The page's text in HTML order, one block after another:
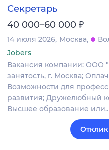
Секретарь
40 000–60 000 ₽
14 июля 2026 Москва
Jobers
Вакансия компании: ООО
занятость, г. Москва;
Возможности для
развития; Дружелюбный
Высшее образование или…